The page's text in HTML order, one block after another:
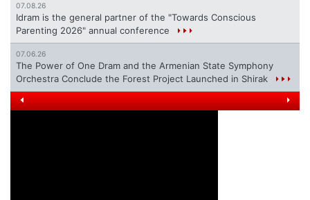
07.08.26
Idram is the general partner of the "Towards Conscious
Parenting 2026" annual conference
07.06.26
The Power of One Dram and the Armenian State Symphony
Orchestra Conclude the Forest Project Launched in Shirak